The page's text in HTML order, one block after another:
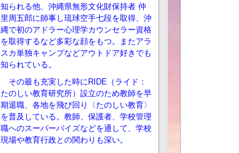
知られる他、沖縄県無形文化財保持者 仲
里周五郎に師事し琉球空手七段を取得、沖
縄で初のアドラー心理学カウンセラー資格
を取得するなど多彩な顔をもつ。またアラ
スカ単独キャンプなどアウトドア好きでも
知られている。
その最も充実した時にRIDE（ライド：
たのしい教育研究所）設立のため教師を早
期退職、 各地を飛び回り〈たのしい教育〉
を普及している。教師、保護者、学校管理
職へのスーパーバイズなどを通して、学校
現場や教育行政との関わりも深い。